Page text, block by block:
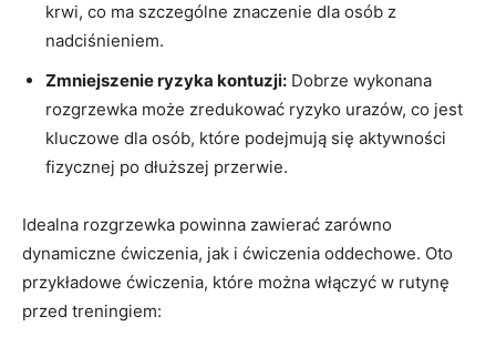
krwi, co ma szczególne znaczenie dla osób z
nadciśnieniem.
Zmniejszenie ryzyka kontuzji: Dobrze wykonana
rozgrzewka może zredukować ryzyko urazów, co jest
kluczowe dla osób, które podejmują się aktywności
fizycznej po dłuższej przerwie.
Idealna rozgrzewka powinna zawierać zarówno
dynamiczne ćwiczenia, jak i ćwiczenia oddechowe. Oto
przykładowe ćwiczenia, które można włączyć w rutynę
przed treningiem: